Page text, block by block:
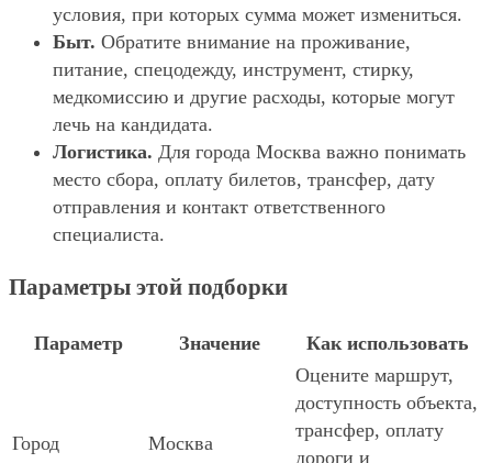
условия, при которых сумма может измениться.
Быт. Обратите внимание на проживание,
питание, спецодежду, инструмент, стирку,
медкомиссию и другие расходы, которые могут
лечь на кандидата.
Логистика. Для города Москва важно понимать
место сбора, оплату билетов, трансфер, дату
отправления и контакт ответственного
специалиста.
Параметры этой подборки
Параметр Значение Как использовать
Город Москва
Оцените маршрут,
доступность объекта,
трансфер, оплату
дороги и